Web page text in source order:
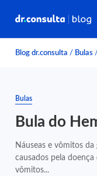
Blog dr.consulta / Bulas /
Bulas
Bula do
Náuseas e vômitos
causados pela
vômitos...